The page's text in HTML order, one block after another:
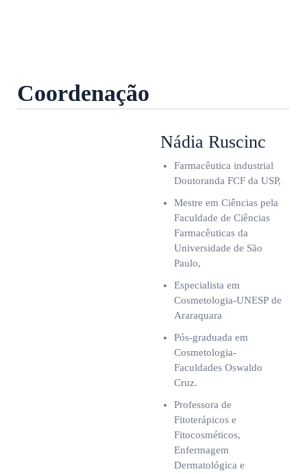
Coordenação
Nádia Ruscinc
Farmacêutica industrial
Doutoranda FCF da USP,
Mestre em Ciências pela
Faculdade de Ciências
Farmacêuticas da
Universidade de São
Paulo,
Especialista em
Cosmetologia-UNESP de
Araraquara
Pós-graduada em
Cosmetologia-
Faculdades Oswaldo
Cruz.
Professora de
Fitoterápicos e
Fitocosméticos,
Enfermagem
Dermatológica e